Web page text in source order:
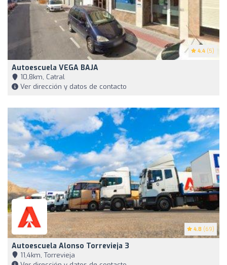
4.4 (5)
Autoescuela VEGA BAJA
10,8km, Catral
Ver dirección y datos de contacto
4.8 (69)
Autoescuela Alonso Torrevieja 3
11,4km, Torrevieja